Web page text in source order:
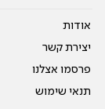
אודות
יצירת קשר
פרסמו אצלנו
תנאי שימוש